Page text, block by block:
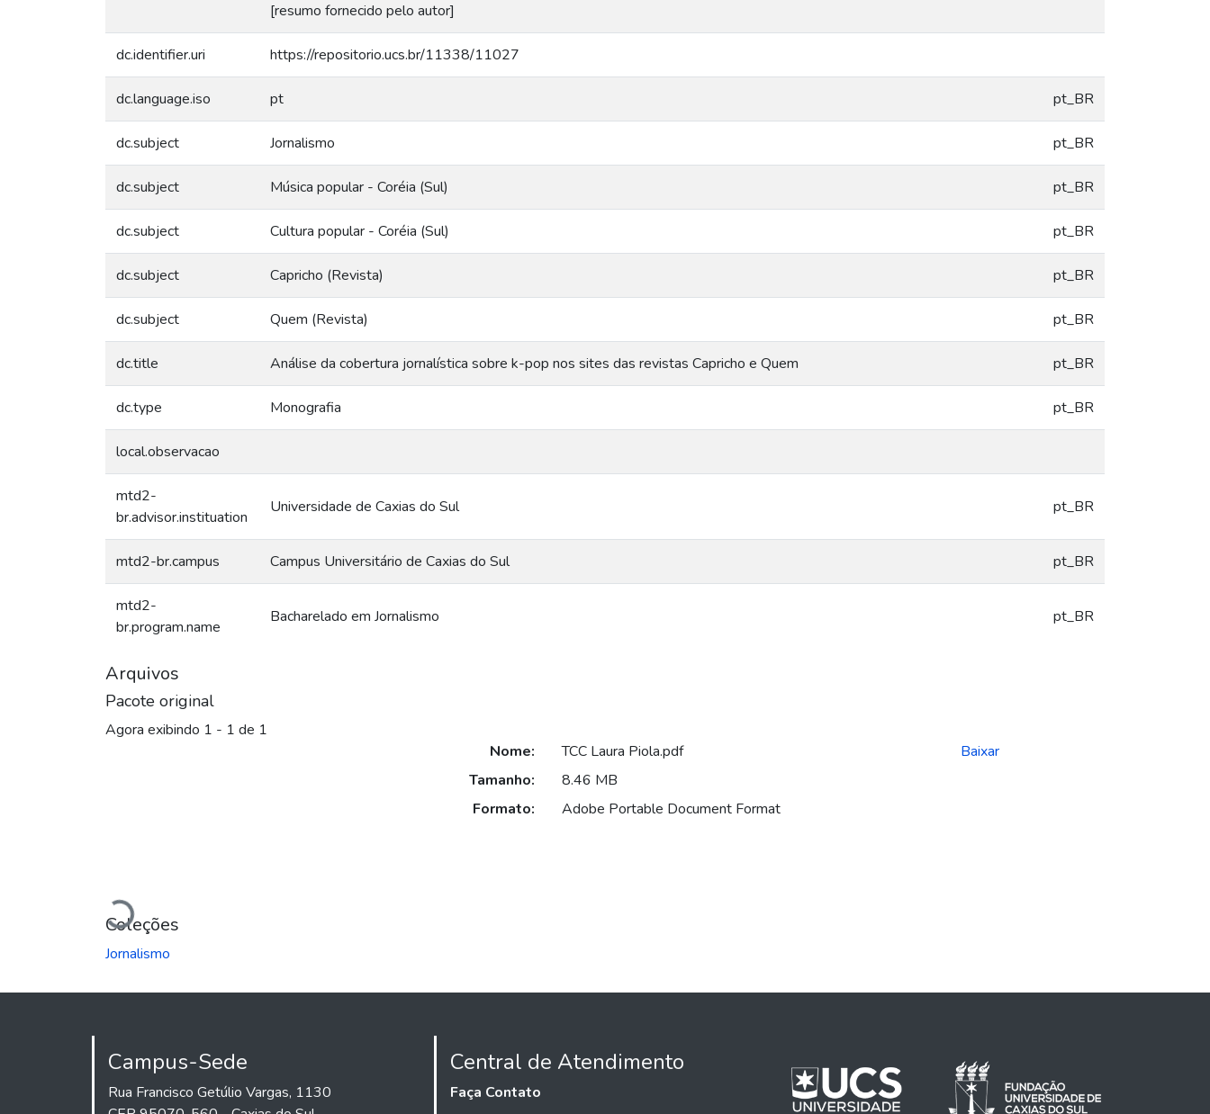
[resumo fornecido pelo autor]
dc.identifier.uri https://repositorio.ucs.br/11338/11027
dc.language.iso pt pt_BR
dc.subject Jornalismo pt_BR
dc.subject Música popular - Coréia (Sul) pt_BR
dc.subject Cultura popular - Coréia (Sul) pt_BR
dc.subject Capricho (Revista) pt_BR
dc.subject Quem (Revista) pt_BR
dc.title Análise da cobertura jornalística sobre k-pop nos sites das revistas Capricho e Quem pt_BR
dc.type Monografia pt_BR
local.observacao
mtd2-
br.advisor.instituation
Universidade de Caxias do Sul pt_BR
mtd2-br.campus Campus Universitário de Caxias do Sul pt_BR
mtd2-
br.program.name
Bacharelado em Jornalismo pt_BR
Arquivos
Pacote original
Agora exibindo 1 - 1 de 1
Carregando...
Nome:
TCC Laura Piola.pdf
Tamanho:
8.46 MB
Formato:
Adobe Portable Document Format
Baixar
Coleções
Jornalismo
Campus-Sede
Rua Francisco Getúlio Vargas, 1130
Central de Atendimento
Faça Contato